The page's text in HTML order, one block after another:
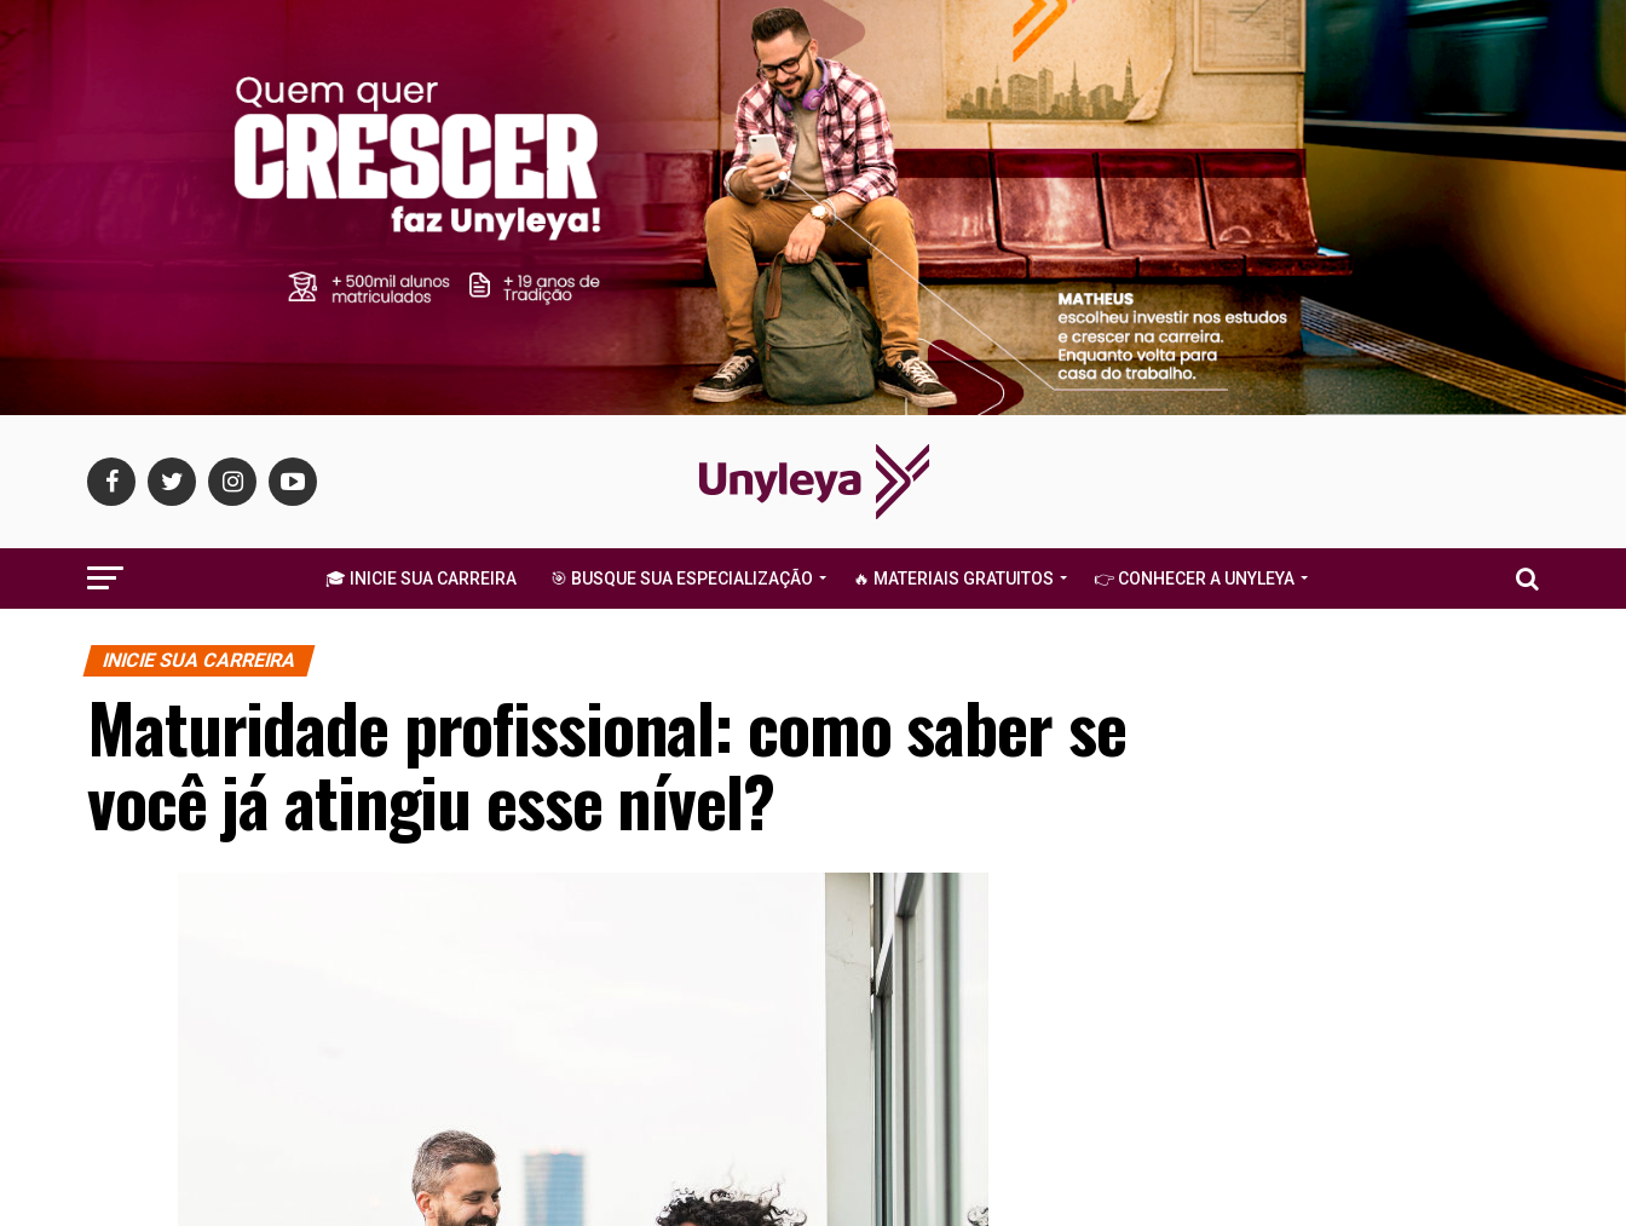
🎓 INICIE SUA CARREIRA 🎯 BUSQUE SUA ESPECIALIZAÇÃO 🔥 MATERIAIS GRATUITOS 👉 CONHECER A UNYLEYA
INICIE SUA CARREIRA
Maturidade profissional: como saber se
você já atingiu esse nível?